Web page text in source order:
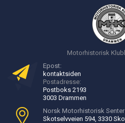
Motorhistorisk
Epost:
kontaktsiden
Postadresse:
Postboks 2193
3003 Drammen
Norsk Motorhistorisk Senter
Skotselvveien 594, 3330